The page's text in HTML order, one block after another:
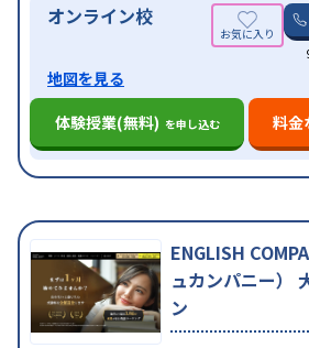
オンライン校
地図を見る
体験授業(無料) を申し込む 料金
ENGLISH
ュカンパニー）
ン